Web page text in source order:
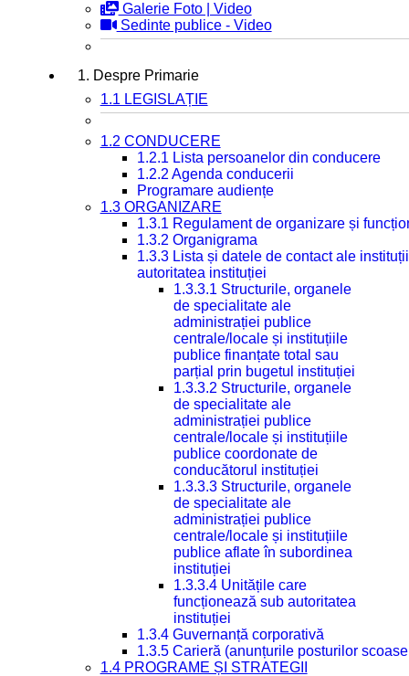
Galerie Foto | Video
Sedinte publice - Video
1. Despre Primarie
1.1 LEGISLAȚIE
1.2 CONDUCERE
1.2.1 Lista persoanelor din conducere
1.2.2 Agenda conducerii
Programare audiențe
1.3 ORGANIZARE
1.3.1 Regulament de organizare și
1.3.2 Organigrama
1.3.3 Lista și datele de contact ale
autoritatea instituției
1.3.3.1 Structurile, organele
de specialitate ale
administrației publice
centrale/locale și instituțiile
publice finanțate total sau
parțial prin bugetul instituției
1.3.3.2 Structurile, organele
de specialitate ale
administrației publice
centrale/locale și instituțiile
publice coordonate de
conducătorul instituției
1.3.3.3 Structurile, organele
de specialitate ale
administrației publice
centrale/locale și instituțiile
publice aflate în subordinea
instituției
1.3.3.4 Unitățile care
funcționează sub autoritatea
instituției
1.3.4 Guvernanță corporativă
1.3.5 Carieră (anunțurile posturilor
1.4 PROGRAME ȘI STRATEGII